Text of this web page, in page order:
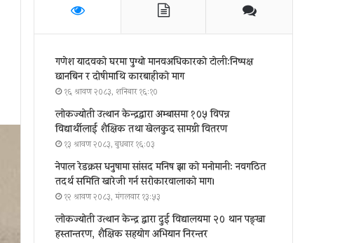
गणेश यादवको घरमा पुग्याे मानवअधिकारकाे टोली:निष्पक्ष
छानबिन र दोषीमाथि कारबाहीको माग
१६ श्रावण २०८३, शनिबार १६:१०
लोकज्योती उत्थान केन्द्रद्वारा अम्बासमा १०५ विपन्न
विद्यार्थीलाई शैक्षिक तथा खेलकुद सामग्री वितरण
१३ श्रावण २०८३, बुधबार १६:०३
नेपाल रेडक्रस धनुषामा सांसद मनिष झा को मनोमानी: नवगठित
तदर्थ समिति खारेजी गर्न सरोकारवालाको माग।
१२ श्रावण २०८३, मंगलवार १३:५३
लोकज्योती उत्थान केन्द्र द्वारा दुई विद्यालयमा २० थान पङ्खा
हस्तान्तरण, शैक्षिक सहयोग अभियान निरन्तर